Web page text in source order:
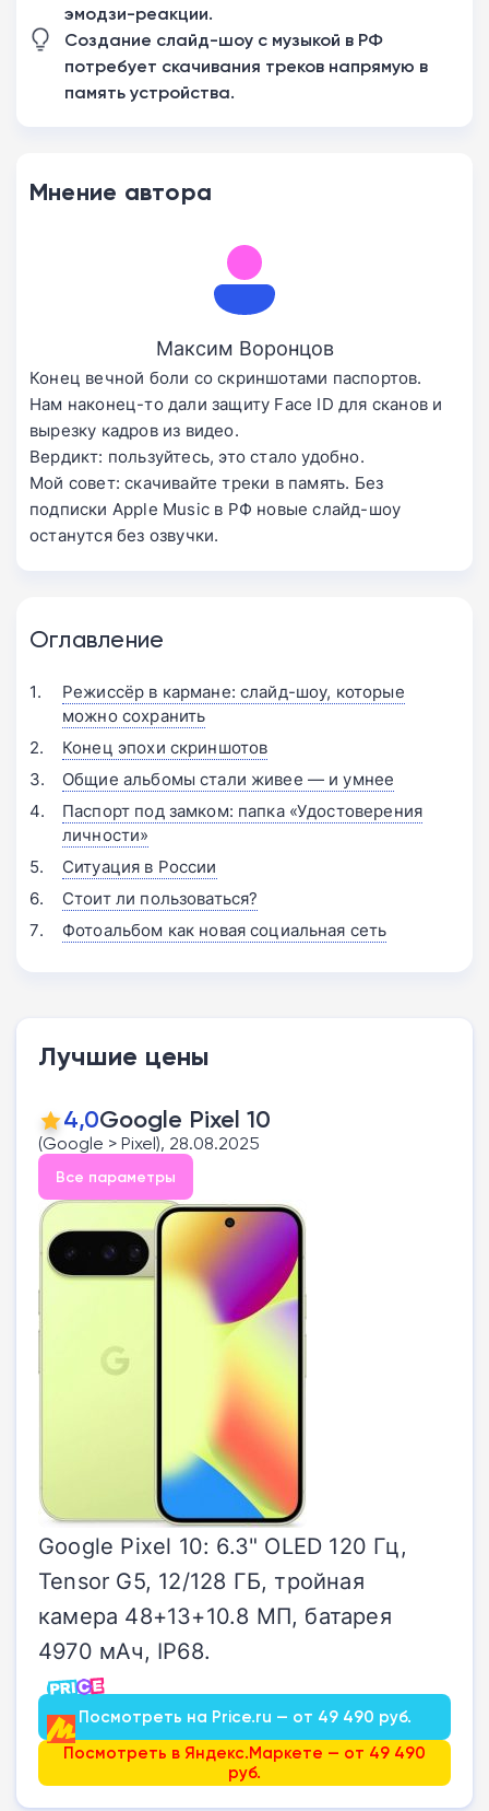
эмодзи-реакции.
Создание слайд-шоу с музыкой в РФ
потребует скачивания треков напрямую в
память устройства.
Мнение автора
Максим Воронцов
Конец вечной боли со скриншотами паспортов.
Нам наконец-то дали защиту Face ID для сканов и
вырезку кадров из видео.
Вердикт: пользуйтесь, это стало удобно.
Мой совет: скачивайте треки в память. Без
подписки Apple Music в РФ новые слайд-шоу
останутся без озвучки.
Оглавление
Режиссёр в кармане: слайд-шоу, которые
можно сохранить
Конец эпохи скриншотов
Общие альбомы стали живее — и умнее
Паспорт под замком: папка «Удостоверения
личности»
Ситуация в России
Стоит ли пользоваться?
Фотоальбом как новая социальная сеть
Лучшие цены
4,0Google Pixel 10
(Google > Pixel), 28.08.2025
Все параметры
Google Pixel 10: 6.3" OLED 120 Гц,
Tensor G5, 12/128 ГБ, тройная
камера 48+13+10.8 МП, батарея
4970 мАч, IP68.
Посмотреть на Price.ru — от 49 490 руб.
Посмотреть в Яндекс.Маркете — от 49 490
руб.